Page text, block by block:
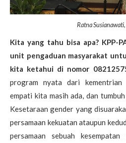
Ratna
Kita yang tahu bisa apa? KPP-
unit pengaduan masyarakat
kita ketahui di nomor
program nyata dari kementrian
empati kita masih ada, dan
Kesetaraan gender yang
persamaan kekuatan ataupun
persamaan sebuah